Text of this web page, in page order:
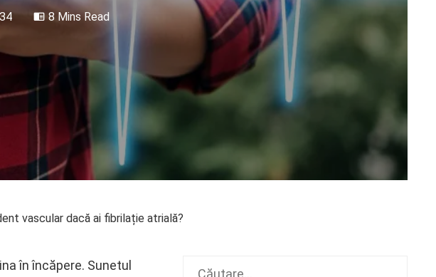
8 Mins Read
vascular dacă ai fibrilație atrială?
în încăpere. Sunetul